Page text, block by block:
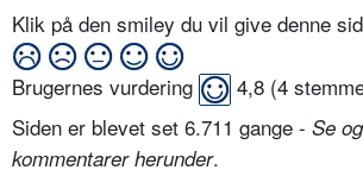
Klik på den smiley du vil give denne
Brugernes vurdering 4,8 (4
Siden er blevet set 6.711 gange - Se
kommentarer herunder.